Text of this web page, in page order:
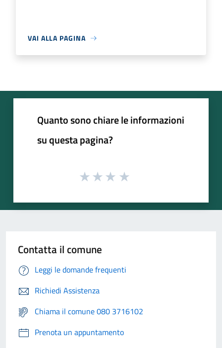
VAI ALLA PAGINA
Quanto sono chiare le informazioni
su questa pagina?
Contatta il comune
Leggi le domande frequenti
Richiedi Assistenza
Chiama il comune 080 3716102
Prenota un appuntamento